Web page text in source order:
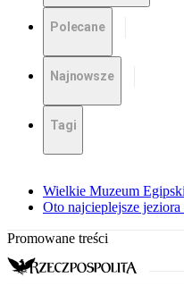
Polecane
Najnowsze
Tagi
Wielkie Muzeum
Oto najcieplejsze
Promowane treści